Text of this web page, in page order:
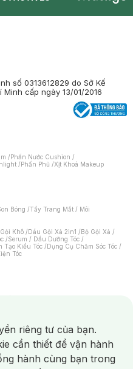
số 0313612829 do Sở Kế
cấp ngày 13/01/2016
/Phấn Nước Cushion /
/Phấn Phủ /Xịt Khoá Makeup
Bóng /Tẩy Trang Mắt / Môi
Khô /Dầu Gội Xả 2in1 /Bộ Gội Xả /
/Serum / Dầu Dưỡng Tóc /
Tạo Kiểu Tóc /Dụng Cụ Chăm Sóc Tóc /
Tóc
Nạ Xông Hơi /Nước Rửa Tay/
/Bàn Chải Điện/
Nước/ Nước Súc Miệng/
Dịch Vệ Sinh/Dưỡng Vùng Kín/
Tampon/Bọt Cạo Râu /Dao Cạo Râu/
riêng tư của bạn.
cần thiết để vận hành
hành cùng bạn trong